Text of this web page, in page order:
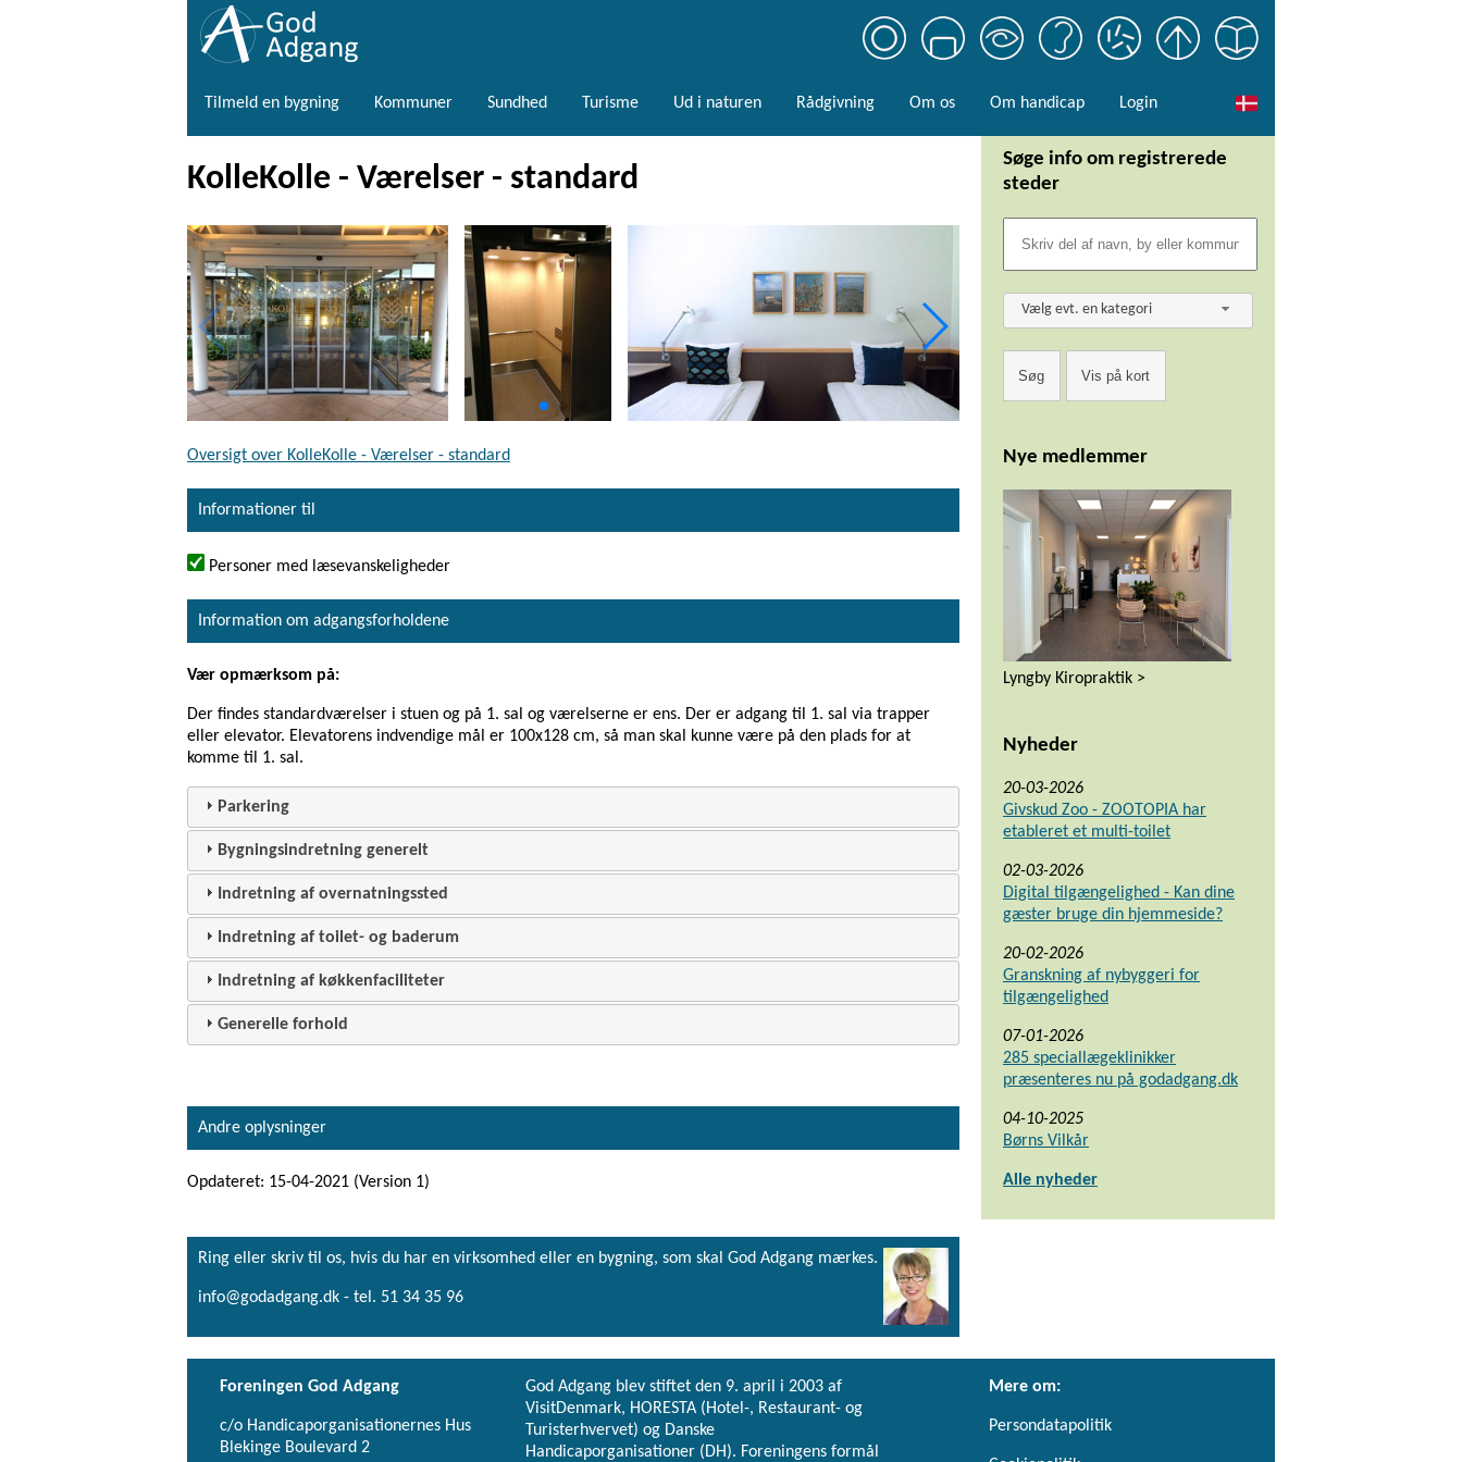
Tilmeld en bygning Kommuner Sundhed Turisme Ud i naturen Rådgivning Om os Om handicap Login
KolleKolle - Værelser - standard
Oversigt over KolleKolle - Værelser - standard
Informationer til
Personer med læsevanskeligheder
Information om adgangsforholdene
Vær opmærksom på:
Der findes standardværelser i stuen og på 1. sal og værelserne er ens. Der er adgang til 1. sal via trapper
eller elevator. Elevatorens indvendige mål er 100x128 cm, så man skal kunne være på den plads for at
komme til 1. sal.
Parkering
Bygningsindretning generelt
Indretning af overnatningssted
Indretning af toilet- og baderum
Indretning af køkkenfaciliteter
Generelle forhold
Andre oplysninger
Opdateret: 15-04-2021 (Version 1)
Ring eller skriv til os, hvis du har en virksomhed eller en bygning, som skal God Adgang mærkes.
info@godadgang.dk - tel. 51 34 35 96
Søge info om registrerede
steder
Vælg evt. en kategori
Nye medlemmer
Lyngby Kiropraktik >
Nyheder
20-03-2026
Givskud Zoo - ZOOTOPIA har
etableret et multi-toilet
02-03-2026
Digital tilgængelighed - Kan dine
gæster bruge din hjemmeside?
20-02-2026
Granskning af nybyggeri for
tilgængelighed
07-01-2026
285 speciallægeklinikker
præsenteres nu på godadgang.dk
04-10-2025
Børns Vilkår
Alle nyheder
Foreningen God Adgang
c/o Handicaporganisationernes Hus
Blekinge Boulevard 2
God Adgang blev stiftet den 9. april i 2003 af
VisitDenmark, HORESTA (Hotel-, Restaurant- og
Turisterhvervet) og Danske
Handicaporganisationer (DH). Foreningens formål
Mere om:
Persondatapolitik